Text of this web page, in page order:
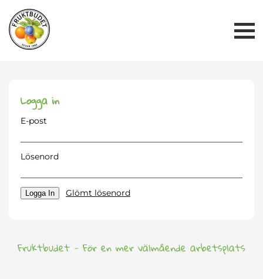
Logga in
E-post
Lösenord
Logga In Glömt lösenord
Fruktbudet - För en mer välmående arbetsplats